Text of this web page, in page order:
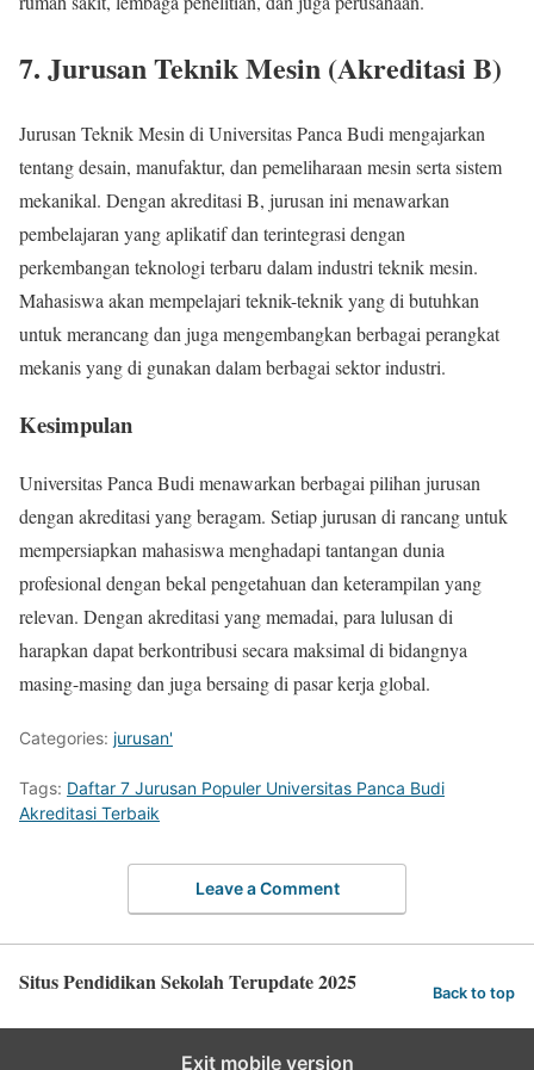
7. Jurusan Teknik Mesin (Akreditasi B)
Jurusan Teknik Mesin di Universitas Panca Budi mengajarkan
tentang desain, manufaktur, dan pemeliharaan mesin serta sistem
mekanikal. Dengan akreditasi B, jurusan ini menawarkan
pembelajaran yang aplikatif dan terintegrasi dengan
perkembangan teknologi terbaru dalam industri teknik mesin.
Mahasiswa akan mempelajari teknik-teknik yang di butuhkan
untuk merancang dan juga mengembangkan berbagai perangkat
mekanis yang di gunakan dalam berbagai sektor industri.
Kesimpulan
Universitas Panca Budi menawarkan berbagai pilihan jurusan
dengan akreditasi yang beragam. Setiap jurusan di rancang untuk
mempersiapkan mahasiswa menghadapi tantangan dunia
profesional dengan bekal pengetahuan dan keterampilan yang
relevan. Dengan akreditasi yang memadai, para lulusan di
harapkan dapat berkontribusi secara maksimal di bidangnya
masing-masing dan juga bersaing di pasar kerja global.
Categories: jurusan'
Tags: Daftar 7 Jurusan Populer Universitas Panca Budi
Akreditasi Terbaik
Leave a Comment
Situs Pendidikan Sekolah Terupdate 2025 Back to top
Exit mobile version